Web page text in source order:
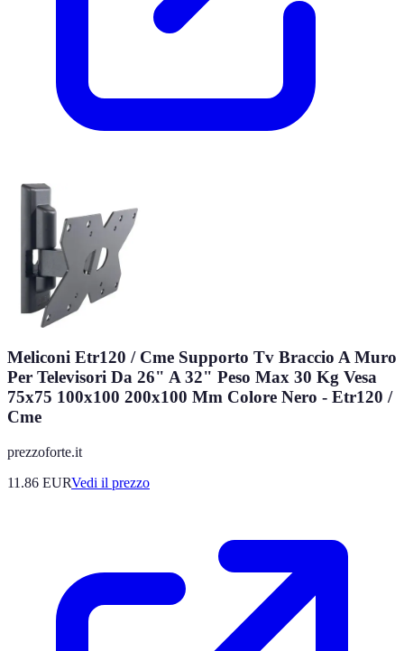
Meliconi Etr120 / Cme Supporto Tv Braccio A Muro
Per Televisori Da 26" A 32" Peso Max 30 Kg Vesa
75x75 100x100 200x100 Mm Colore Nero - Etr120 /
Cme
prezzoforte.it
11.86 EURVedi il prezzo